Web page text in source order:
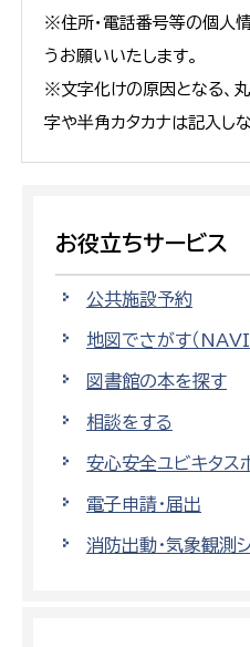
※住所・電話番号等の個人
うお願いいたします。
※文字化けの原因となる、
字や半角カタカナは記入し
お役立ちサービス
公共施設予約
地図でさがす（NAVI
図書館の本を探す
相談をする
安心安全ユビキタス
電子申請・届出
消防出動・気象観測